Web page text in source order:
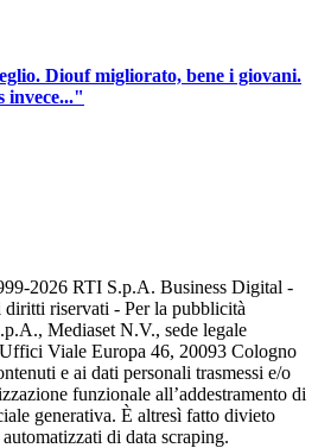
Diouf migliorato, bene i giovani.
invece..."
2026 RTI S.p.A. Business Digital -
riservati - Per la pubblicità
Mediaset N.V., sede legale
Viale Europa 46, 20093 Cologno
e ai dati personali trasmessi e/o
funzionale all’addestramento di
generativa. È altresì fatto divieto
di data scraping.